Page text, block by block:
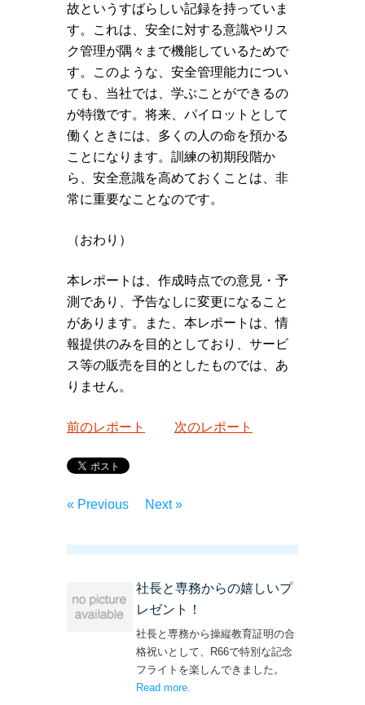
故というすばらしい記録を持っていま
す。これは、安全に対する意識やリス
ク管理が隅々まで機能しているためで
す。このような、安全管理能力につい
ても、当社では、学ぶことができるの
が特徴です。将来、パイロットとして
働くときには、多くの人の命を預かる
ことになります。訓練の初期段階か
ら、安全意識を高めておくことは、非
常に重要なことなのです。
（おわり）
本レポートは、作成時点での意見・予
測であり、予告なしに変更になること
があります。また、本レポートは、情
報提供のみを目的としており、サービ
ス等の販売を目的としたものでは、あ
りません。
前のレポート 次のレポート
« Previous Next »
社長と専務からの嬉しいプ
レゼント！
社長と専務から操縦教育証明の合
格祝いとして、R66で特別な記念
フライトを楽しんできました。
Read more